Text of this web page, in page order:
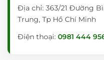
Địa chỉ: 363/21 Đường
Trung, Tp Hồ Chí Minh
Điện thoại: 0981 444